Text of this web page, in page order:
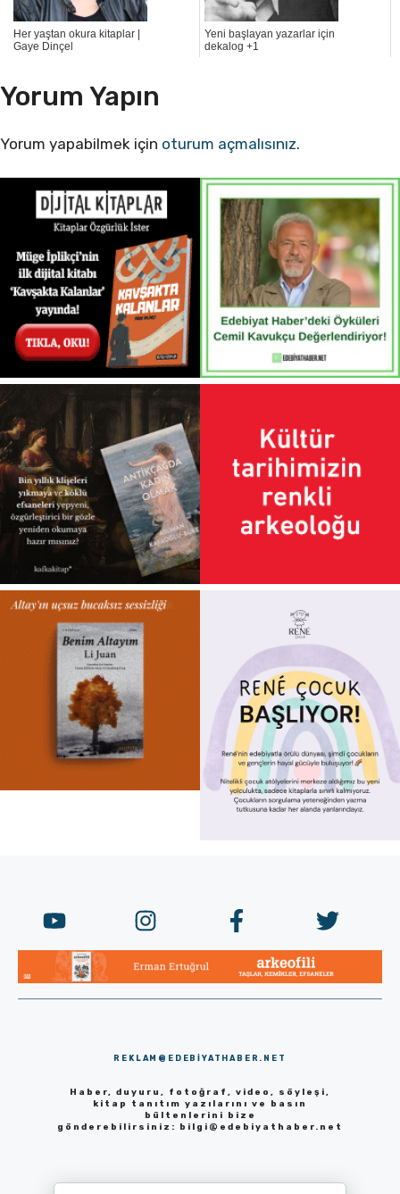
Her yaştan okura kitaplar |
Gaye Dinçel
Yeni başlayan yazarlar için
dekalog +1
Yorum Yapın
Yorum yapabilmek için oturum açmalısınız.
REKLAM@EDEBIYATHABER.NET
Haber, duyuru, fotoğraf, video, söyleşi,
kitap tanıtım yazılarını ve basın
bültenlerini bize
gönderebilirsiniz: bilgi@edebiyathaber.net